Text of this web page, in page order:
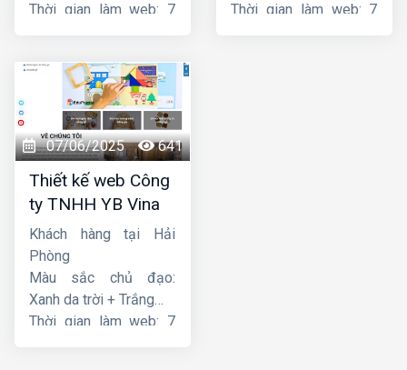
Thời gian làm web: 7
Thời gian làm web: 7
07/06/2025 641
Thiết kế web Công
ty TNHH YB Vina
Khách hàng tại Hải
Phòng
Màu sắc chủ đạo:
Xanh da trời + Trắng
Thời gian làm web: 7